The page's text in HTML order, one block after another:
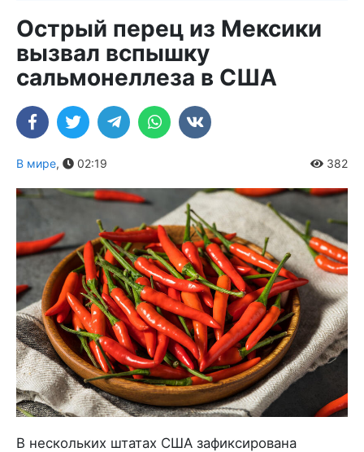
Острый перец из Мексики
вызвал вспышку
сальмонеллеза в США
В мире, 02:19 382
В нескольких штатах США зафиксирована